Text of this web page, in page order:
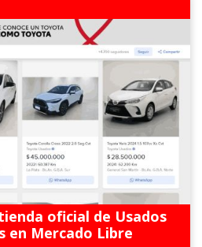
oficial de Usados
en Mercado Libre